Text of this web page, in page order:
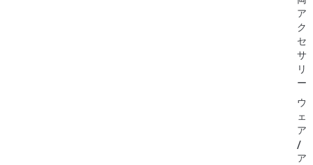
ア
ク
セ
サ
リ
ー
ウ
ェ
ア
/
ア